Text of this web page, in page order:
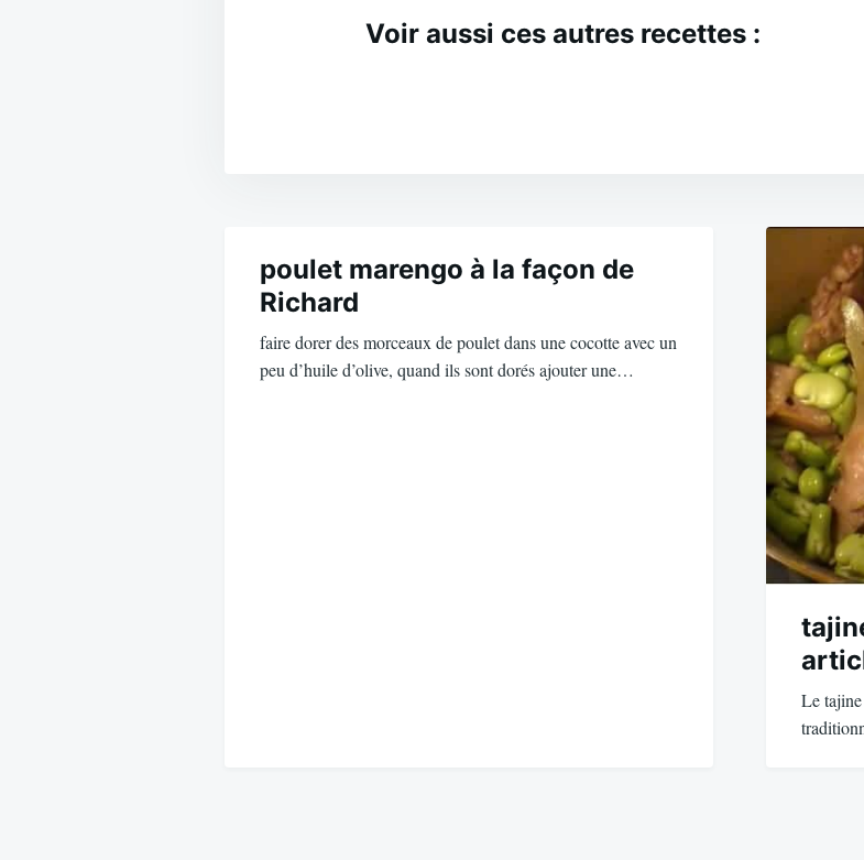
Voir aussi ces autres recettes :
de
l’article
poulet marengo à la façon de
Richard
faire dorer des morceaux de poulet dans une cocotte avec un
peu d’huile d’olive, quand ils sont dorés ajouter une…
Le tajine